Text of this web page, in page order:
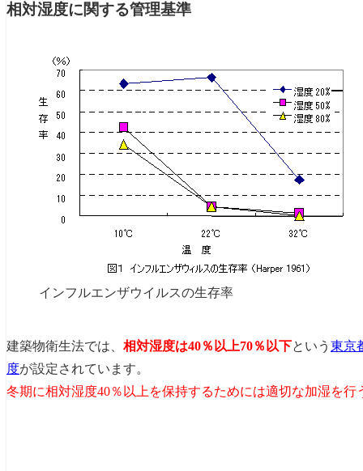
相対湿度に関する管理基準
インフルエンザウイルスの生存率
建築物衛生法では、 相対湿度は40％以上70％以下という 東京
度が設定されています。
冬期に相対湿度40％以上を保持するためには適切な加湿を